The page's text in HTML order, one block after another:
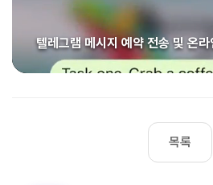
텔레그램 메시지 예약 전송 및 온
목록